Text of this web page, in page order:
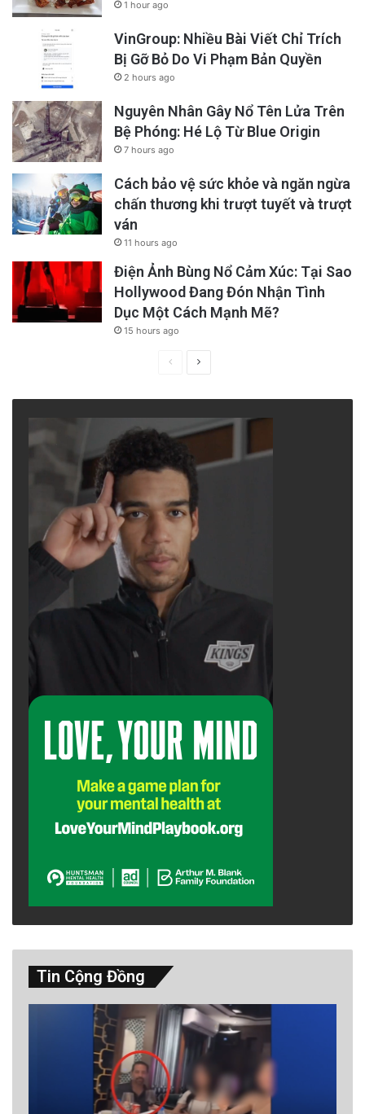
1 hour ago
VinGroup: Nhiều Bài Viết Chỉ Trích
Bị Gỡ Bỏ Do Vi Phạm Bản Quyền
2 hours ago
Nguyên Nhân Gây Nổ Tên Lửa Trên
Bệ Phóng: Hé Lộ Từ Blue Origin
7 hours ago
Cách bảo vệ sức khỏe và ngăn ngừa
chấn thương khi trượt tuyết và trượt
ván
11 hours ago
Điện Ảnh Bùng Nổ Cảm Xúc: Tại Sao
Hollywood Đang Đón Nhận Tình
Dục Một Cách Mạnh Mẽ?
15 hours ago
PreviousNext
Tin Cộng Đồng